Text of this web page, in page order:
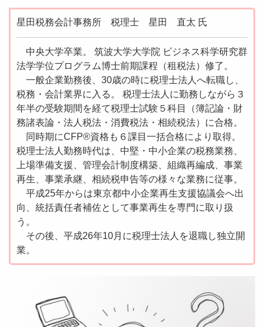
星田税務会計事務所 税理士 星田 直太 氏
中央大学卒業。 筑波大学大学院 ビジネス科学研究群
法学学位プログラム博士前期課程（租税法）修了。
一般企業勤務後、30歳の時に税理士法人へ転職し、
税務・会計業界に入る。 税理士法人に勤務しながら３
年半の受験期間を経て税理士試験５科目（簿記論・財
務諸表論・法人税法・消費税法・相続税法）に合格。
同時期にCFP®資格も６課目一括合格により取得。
税理士法人勤務時代は、中堅・中小企業の税務業務、
上場準備支援、管理会計制度構築、組織再編成、事業
再生、事業承継、相続税申告等の様々な業務に従事。
平成25年からは東京都中小企業再生支援協議会へ出
向、統括責任者補佐として事業再生を専門に取り扱
う。
その後、平成26年10月に税理士法人を退職し独立開
業。